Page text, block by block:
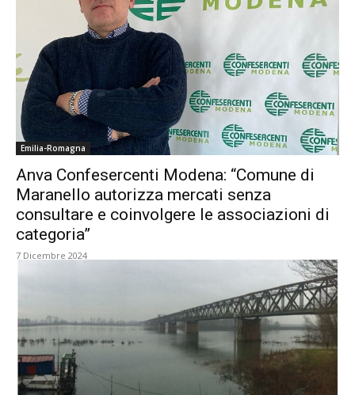
Emilia-Romagna
Anva Confesercenti Modena: “Comune di
Maranello autorizza mercati senza
consultare e coinvolgere le associazioni di
categoria”
7 Dicembre 2024